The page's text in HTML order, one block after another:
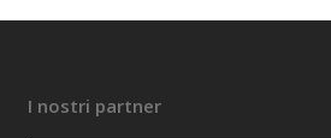
I nostri partner